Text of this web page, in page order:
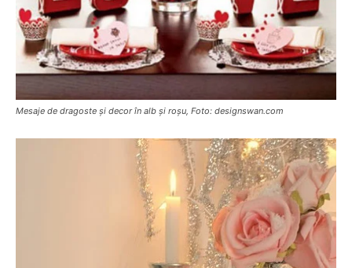
Mesaje de dragoste și decor în alb și roșu, Foto: designswan.com